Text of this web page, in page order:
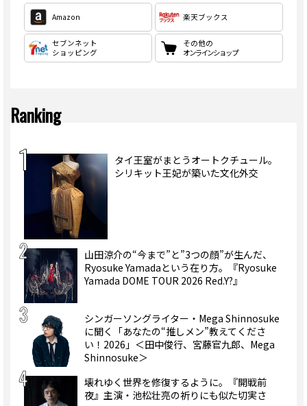
Amazon 楽天ブックス
セブンネット
ショッピング
その他の
オンラインショップ
Ranking
タイ王室がまとうオートクチュール。
シリキット王妃が築いた文化外交
山田涼介の“今まで”と”3つの顔”が生んだ、
Ryosuke Yamadaという在り方。『Ryosuke
Yamada DOME TOUR 2026 Red.Y?』
シンガーソングライター・Mega Shinnosuke
に聞く「あなたの“推しメン”教えてくださ
い！2026」＜田中俊行、宮藤官九郎、Mega
Shinnosuke＞
壊れゆく世界を修復するように。『開戦前
夜』主演・池松壮亮の祈りにも似た切実さ